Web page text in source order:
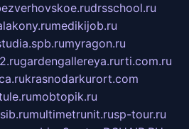
drsschool.ru
medikijob.ru
myragon.ru
gardengallereya.rurti.com.ru
krasnodarkurort.com
mobtopik.ru
multimetrunit.rusp-tour.ru